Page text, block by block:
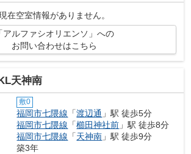
！！！！！♪
在空室情報がありません。
「アルファシオリエンソ」への
お問い合わせはこちら
KL天神南
敷0
福岡市七隈線 「渡辺通 」駅 徒歩5分
福岡市七隈線 「櫛田神社前 」駅 徒歩8分
福岡市七隈線 「天神南 」駅 徒歩9分
築3年